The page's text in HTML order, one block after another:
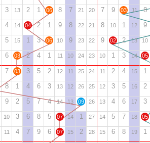
3 13 2 1 06 8 7 21 20 7 9 03 11 8
4 14 04 2 1 9 8 22 21 8 10 1 12 9
5 15 1 3 06 10 9 23 22 9 02 2 13 10
6 03 2 4 1 11 10 24 23 10 1 3 14 05
7 03 3 5 2 12 11 25 24 11 2 4 15 1
8 1 4 6 3 13 12 26 25 12 3 5 16 2
9 2 5 7 4 14 13 09 26 13 4 6 17 3
10 3 6 8 5 07 14 1 27 14 5 7 18 05
11 4 7 9 6 07 15 2 28 15 6 8 19 1